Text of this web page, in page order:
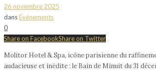
26 novembre 2025
dansEvènements
0
Share on FacebookShare on Twitter
Molitor Hotel & Spa, icône parisienne du
audacieuse et inédite : le Bain de Minuit du 31